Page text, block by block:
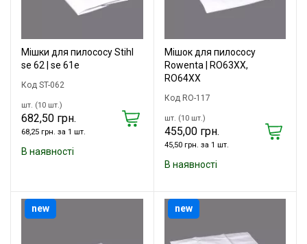
Мішки для пилососу Stihl
se 62 | se 61e
Код ST-062
шт. (10 шт.)
682,50 грн.
68,25 грн. за 1 шт.
В наявності
Мішок для пилососу
Rowenta | RO63XX,
RO64XX
Код RO-117
шт. (10 шт.)
455,00 грн.
45,50 грн. за 1 шт.
В наявності
new new